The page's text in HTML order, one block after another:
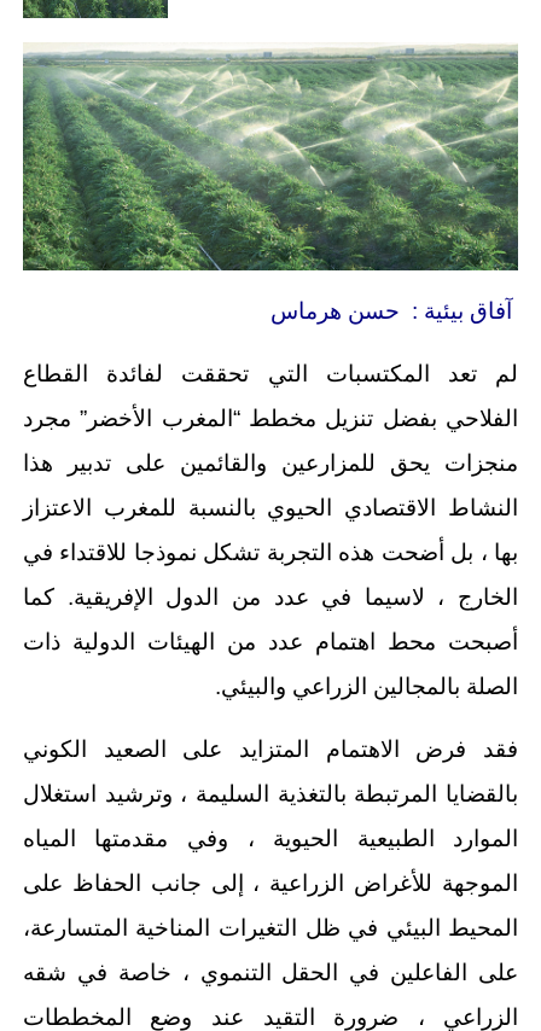
آفاق بيئية : حسن هرماس
لم تعد المكتسبات التي تحققت لفائدة القطاع
الفلاحي بفضل تنزيل مخطط “المغرب الأخضر” مجرد
منجزات يحق للمزارعين والقائمين على تدبير هذا
النشاط الاقتصادي الحيوي بالنسبة للمغرب الاعتزاز
بها ، بل أضحت هذه التجربة تشكل نموذجا للاقتداء في
الخارج ، لاسيما في عدد من الدول الإفريقية. كما
أصبحت محط اهتمام عدد من الهيئات الدولية ذات
الصلة بالمجالين الزراعي والبيئي.
فقد فرض الاهتمام المتزايد على الصعيد الكوني
بالقضايا المرتبطة بالتغذية السليمة ، وترشيد استغلال
الموارد الطبيعية الحيوية ، وفي مقدمتها المياه
الموجهة للأغراض الزراعية ، إلى جانب الحفاظ على
المحيط البيئي في ظل التغيرات المناخية المتسارعة،
على الفاعلين في الحقل التنموي ، خاصة في شقه
الزراعي ، ضرورة التقيد عند وضع المخططات